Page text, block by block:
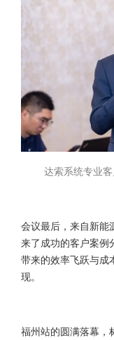
达索系统专业
会议最后，来自新能
来了成功的客户案例
带来的效率飞跃与成
现。
福州站的圆满落幕，